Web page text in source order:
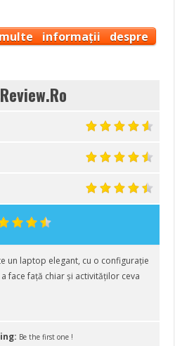
informații despre
un laptop elegant, cu o configurație
face față chiar și activităților ceva
Be the first one !